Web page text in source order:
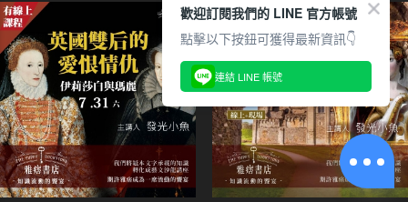
歡迎訂閱我們的 LINE 官方帳號
點擊以下按鈕可獲得最新資訊👇
連結 LINE 帳號